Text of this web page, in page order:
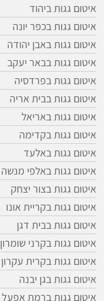
איטום גגות ביהוד
איטום גגות בכפר יונה
איטום גגות באבן יהודה
איטום גגות בבאר יעקב
איטום גגות בפרדסיה
איטום גגות בבית אריה
איטום גגות באריאל
איטום גגות בקדימה
איטום גגות באלעד
איטום גגות באלפי מנשה
איטום גגות בצור יצחק
איטום גגות בקריית אונו
איטום גגות בבית דגן
איטום גגות בקרני שומרון
איטום גגות בקרית עקרון
איטום גגות בגן יבנה
איטום גגות ברמת אפעל